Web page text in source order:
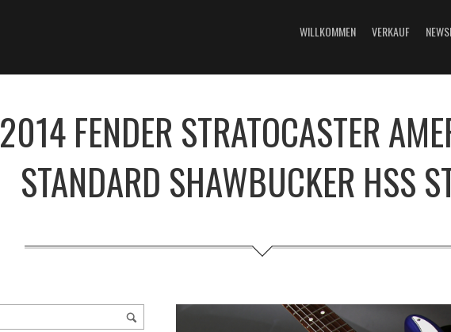
WILLKOMMEN VERKAUF
2014 FENDER STRATOCASTER
STANDARD SHAWBUCKER HSS